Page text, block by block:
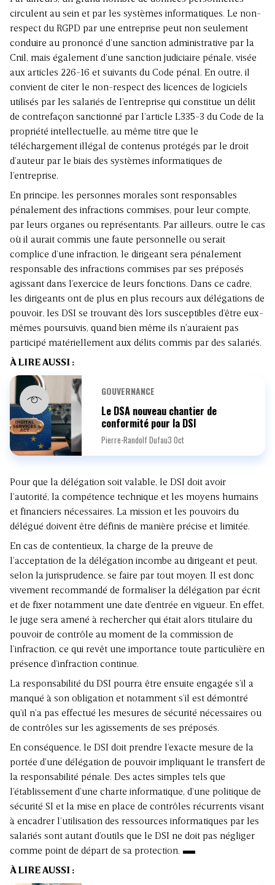
circulent au sein et par les systèmes informatiques. Le non-
respect du RGPD par une entreprise peut non seulement
conduire au prononcé d’une sanction administrative par la
Cnil, mais également d’une sanction judiciaire pénale, visée
aux articles 226-16 et suivants du Code pénal. En outre, il
convient de citer le non-respect des licences de logiciels
utilisés par les salariés de l’entreprise qui constitue un délit
de contrefaçon sanctionné par l’article L335-3 du Code de la
propriété intellectuelle, au même titre que le
téléchargement illégal de contenus protégés par le droit
d’auteur par le biais des systèmes informatiques de
l’entreprise.
En principe, les personnes morales sont responsables
pénalement des infractions commises, pour leur compte,
par leurs organes ou représentants. Par ailleurs, outre le cas
où il aurait commis une faute personnelle ou serait
complice d’une infraction, le dirigeant sera pénalement
responsable des infractions commises par ses préposés
agissant dans l’exercice de leurs fonctions. Dans ce cadre,
les dirigeants ont de plus en plus recours aux délégations de
pouvoir, les DSI se trouvant dès lors susceptibles d’être eux-
mêmes poursuivis, quand bien même ils n’auraient pas
participé matériellement aux délits commis par des salariés.
À LIRE AUSSI :
GOUVERNANCE
Le DSA nouveau chantier de
conformité pour la DSI
Pierre-Randolf Dufau3 Oct
Pour que la délégation soit valable, le DSI doit avoir
l’autorité, la compétence technique et les moyens humains
et financiers nécessaires. La mission et les pouvoirs du
délégué doivent être définis de manière précise et limitée.
En cas de contentieux, la charge de la preuve de
l’acceptation de la délégation incombe au dirigeant et peut,
selon la jurisprudence, se faire par tout moyen. Il est donc
vivement recommandé de formaliser la délégation par écrit
et de fixer notamment une date d’entrée en vigueur. En effet,
le juge sera amené à rechercher qui était alors titulaire du
pouvoir de contrôle au moment de la commission de
l’infraction, ce qui revêt une importance toute particulière en
présence d’infraction continue.
La responsabilité du DSI pourra être ensuite engagée s’il a
manqué à son obligation et notamment s’il est démontré
qu’il n’a pas effectué les mesures de sécurité nécessaires ou
de contrôles sur les agissements de ses préposés.
En conséquence, le DSI doit prendre l’exacte mesure de la
portée d’une délégation de pouvoir impliquant le transfert de
la responsabilité pénale. Des actes simples tels que
l’établissement d’une charte informatique, d’une politique de
sécurité SI et la mise en place de contrôles récurrents visant
à encadrer l’utilisation des ressources informatiques par les
salariés sont autant d’outils que le DSI ne doit pas négliger
comme point de départ de sa protection.
À LIRE AUSSI :